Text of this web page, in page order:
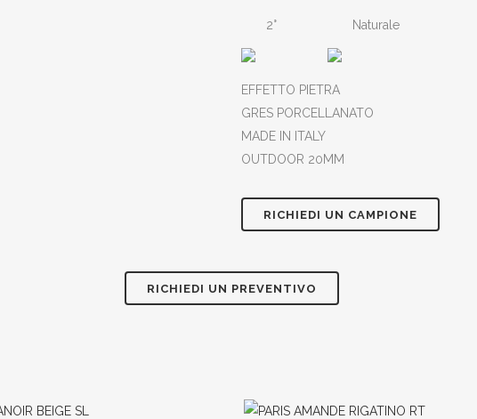
2° Naturale
EFFETTO PIETRA
GRES PORCELLANATO
MADE IN ITALY
OUTDOOR 20MM
RICHIEDI UN CAMPIONE
RICHIEDI UN PREVENTIVO